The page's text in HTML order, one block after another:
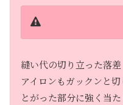
縫い代の切り立った落差
アイロンもガックンと
とがった部分に強く当た